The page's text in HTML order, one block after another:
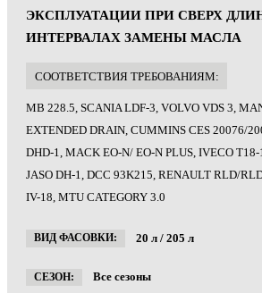
ЭКСПЛУАТАЦИИ ПРИ СВЕРХ
ИНТЕРВАЛАХ ЗАМЕНЫ МАСЛА
CООТВЕТСТВИЯ ТРЕБОВАНИЯМ:
MB 228.5, SCANIA LDF-3, VOLVO VDS 3,
EXTENDED DRAIN, CUMMINS CES 20076/
DHD-1, MACK EO-N/ EO-N PLUS, IVECO
JASO DH-1, DCC 93K215, RENAULT RLD/
IV-18, MTU CATEGORY 3.0
ВИД ФАСОВКИ: 20 л / 205 л
СЕЗОН: Все сезоны